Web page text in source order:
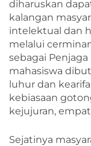
diharuskan
kalangan
intelektual dan
melalui
sebagai Penjaga
mahasiswa
luhur dan
kebiasaan
kejujuran,
Sejatinya